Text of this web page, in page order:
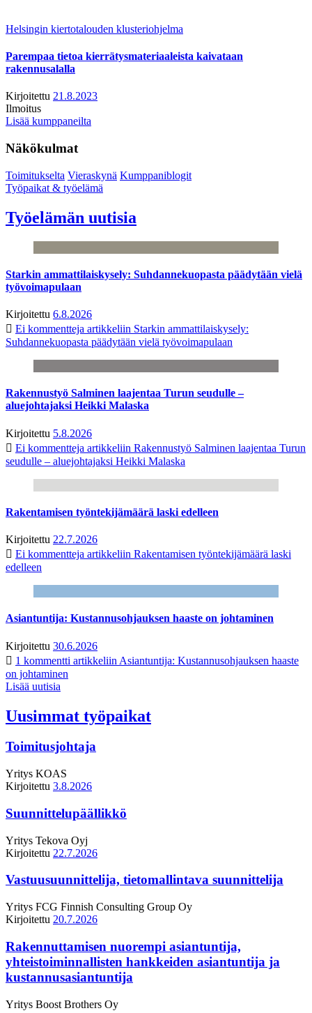
Helsingin kiertotalouden klusteriohjelma
Parempaa tietoa kierrätysmateriaaleista kaivataan
rakennusalalla
Kirjoitettu 21.8.2023
Ilmoitus
Lisää kumppaneilta
Näkökulmat
Toimitukselta Vieraskynä Kumppaniblogit
Työpaikat & työelämä
Työelämän uutisia
Starkin ammattilaiskysely: Suhdannekuopasta päädytään vielä
työvoimapulaan
Kirjoitettu 6.8.2026
Ei kommentteja artikkeliin Starkin ammattilaiskysely:
Suhdannekuopasta päädytään vielä työvoimapulaan
Rakennustyö Salminen laajentaa Turun seudulle –
aluejohtajaksi Heikki Malaska
Kirjoitettu 5.8.2026
Ei kommentteja artikkeliin Rakennustyö Salminen laajentaa Turun
seudulle – aluejohtajaksi Heikki Malaska
Rakentamisen työntekijämäärä laski edelleen
Kirjoitettu 22.7.2026
Ei kommentteja artikkeliin Rakentamisen työntekijämäärä laski
edelleen
Asiantuntija: Kustannusohjauksen haaste on johtaminen
Kirjoitettu 30.6.2026
1 kommentti artikkeliin Asiantuntija: Kustannusohjauksen haaste
on johtaminen
Lisää uutisia
Uusimmat työpaikat
Toimitusjohtaja
Yritys KOAS
Kirjoitettu 3.8.2026
Suunnittelupäällikkö
Yritys Tekova Oyj
Kirjoitettu 22.7.2026
Vastuusuunnittelija, tietomallintava suunnittelija
Yritys FCG Finnish Consulting Group Oy
Kirjoitettu 20.7.2026
Rakennuttamisen nuorempi asiantuntija,
yhteistoiminnallisten hankkeiden asiantuntija ja
kustannusasiantuntija
Yritys Boost Brothers Oy